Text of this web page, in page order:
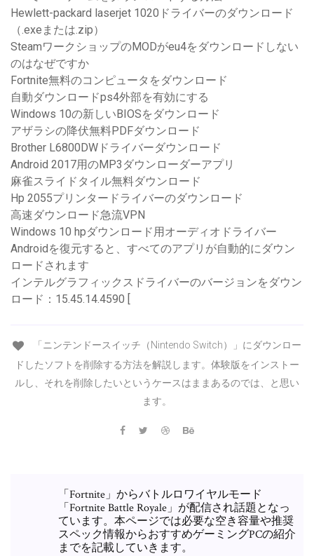
Hewlett-packard laserjet 1020ドライバーのダウンロード
（.exeまたは.zip）
SteamワークショップのMODがeu4をダウンロードしない
のはなぜですか
Fortnite無料のコンピュータをダウンロード
自動ダウンロードps4外部を有効にする
Windows 10の新しいBIOSをダウンロード
アザラシの降伏無料PDFダウンロード
Brother L6800DWドライバーダウンロード
Android 2017用のMP3ダウンローダーアプリ
麻雀スライドタイル無料ダウンロード
Hp 2055プリンタードライバーのダウンロード
高速ダウンロード急流VPN
Windows 10 hpダウンロード用オーディオドライバー
Androidを復元すると、すべてのアプリが自動的にダウン
ロードされます
インテルグラフィックスドライバーのバージョンをダウン
ロード：15.45.14.4590 [
「ニンテンドースイッチ（Nintendo Switch）」にダウンロー
ドしたソフトを削除する方法を解説します。体験版をインストー
ルし、それを削除したいというケースはままあるのでは、と思い
ます。
「Fortnite」からバトルロワイヤルモード
「Fortnite Battle Royale」が配信され話題となっ
ています。本ページでは必要な空き容量や推奨
スペック情報からおすすめゲーミングPCの紹介
までを記載していきます。